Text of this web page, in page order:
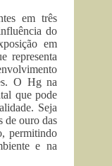
em três
do
em
representa
O Hg na
que pode
Seja
de ouro das
permitindo
e na